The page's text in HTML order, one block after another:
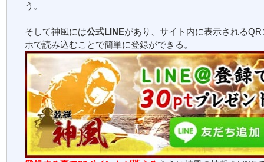
う。
そして神風には公式LINEがあり、サイト内に表示される
ホで読み込むことで簡単に登録ができる。